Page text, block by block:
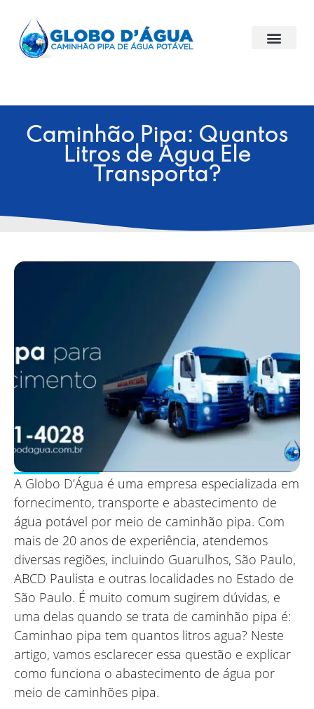
Caminhão Pipa: Quantos
Litros de Água Ele
Transporta?
A Globo D’Água é uma empresa especializada em
fornecimento, transporte e abastecimento de
água potável por meio de caminhão pipa. Com
mais de 20 anos de experiência, atendemos
diversas regiões, incluindo Guarulhos, São Paulo,
ABCD Paulista e outras localidades no Estado de
São Paulo. É muito comum sugirem dúvidas, e
uma delas quando se trata de caminhão pipa é:
Caminhao pipa tem quantos litros agua? Neste
artigo, vamos esclarecer essa questão e explicar
como funciona o abastecimento de água por
meio de caminhões pipa.